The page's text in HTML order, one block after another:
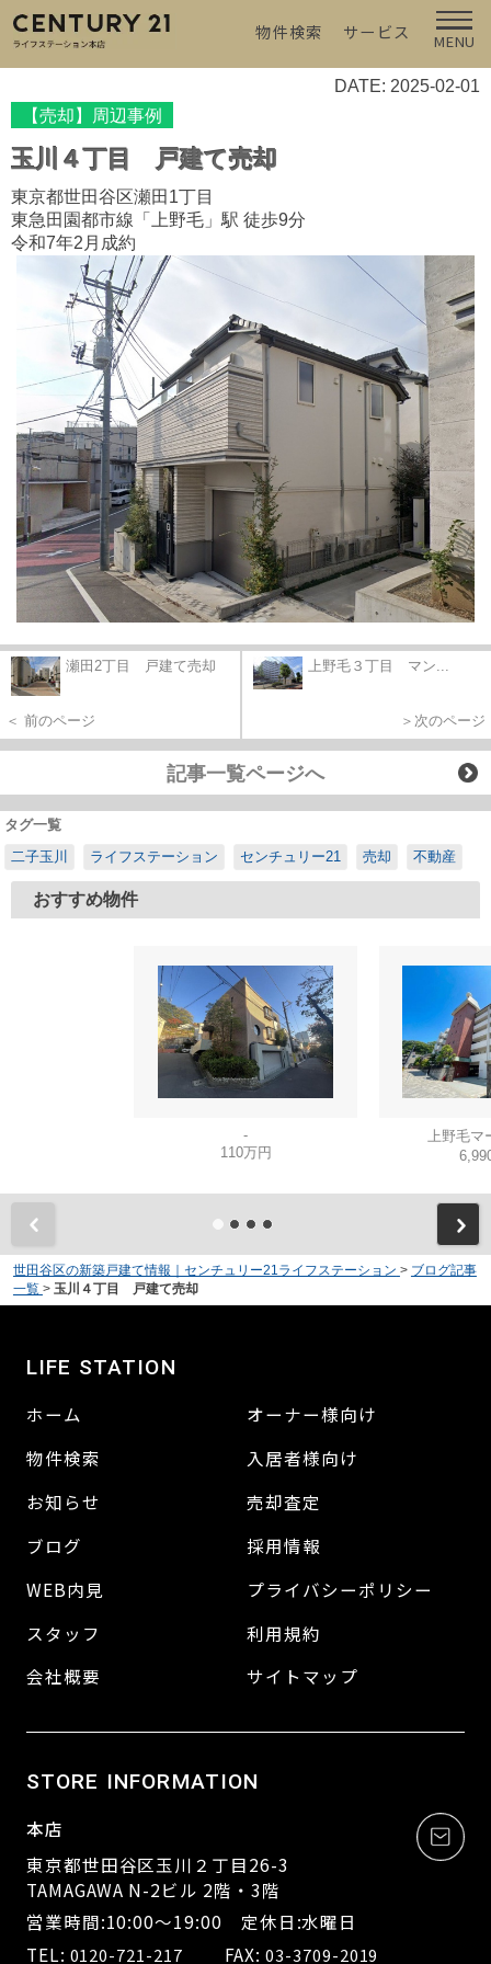
物件検索 サービス MENU
DATE: 2025-02-01
【売却】周辺事例
玉川４丁目 戸建て売却
東京都世田谷区瀬田1丁目
東急田園都市線「上野毛」駅 徒歩9分
令和7年2月成約
瀬田2丁目 戸建て売却
＜ 前のページ
上野毛３丁目 マン...
＞次のページ
記事一覧ページへ
タグ一覧
二子玉川
ライフステーション センチュリー21 売却 不動産
おすすめ物件
-
110万円
上野毛
世田谷区の新築戸建て情報｜センチュリー21ライフステーション > ブログ記事
一覧 > 玉川４丁目 戸建て売却
LIFE STATION
ホーム
物件検索
お知らせ
ブログ
WEB内見
スタッフ
会社概要
オーナー様向け
入居者様向け
売却査定
採用情報
プライバシーポリシー
利用規約
サイトマップ
STORE INFORMATION
本店
東京都世田谷区玉川２丁目26-3
TAMAGAWA N-2ビル 2階・3階
営業時間:10:00～19:00 定休日:水曜日
TEL: 0120-721-217 FAX:03-3709-2019